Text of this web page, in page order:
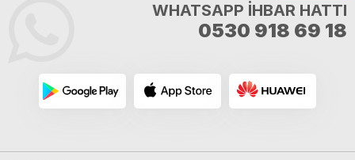
WHATSAPP İHBAR HATTI
0530 918 69 18